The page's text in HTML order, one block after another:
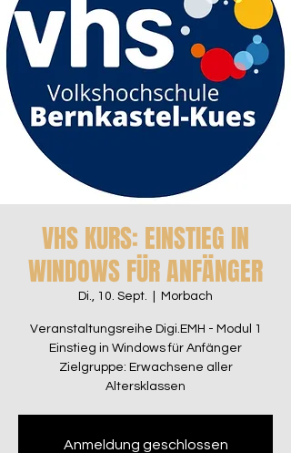
VHS KURS: EINSTIEG IN
WINDOWS FÜR ANFÄNGER
Di., 10. Sept. Morbach
Veranstaltungsreihe Digi.EMH - Modul 1
Einstieg in Windows für Anfänger
Zielgruppe: Erwachsene aller
Altersklassen
Anmeldung geschlossen